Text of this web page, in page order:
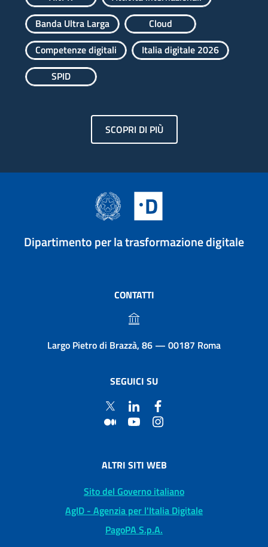
Banda Ultra Larga
Cloud
Competenze digitali
Italia digitale 2026
SPID
SCOPRI DI PIÙ
Dipartimento per la trasformazione digitale
CONTATTI
Largo Pietro di Brazzà, 86 — 00187 Roma
SEGUICI SU
ALTRI SITI WEB
Sito del Governo italiano
AgID - Agenzia per l'Italia Digitale
PagoPA S.p.A.